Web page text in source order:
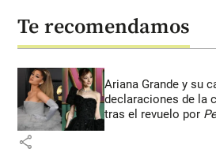
Te recomendamos
Ariana Grande y su
declaraciones de la
tras el revuelo por
share